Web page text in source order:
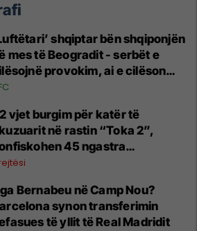
shqiptar bën shqiponjën
mes të Beogradit - serbët e
provokim, ai e cilëson
të identitetit
vjet burgim për katër të
në rastin “Toka 2”,
45 ngastra
Bernabeu në Camp Nou?
synon transferimin
të yllit të Real Madridit